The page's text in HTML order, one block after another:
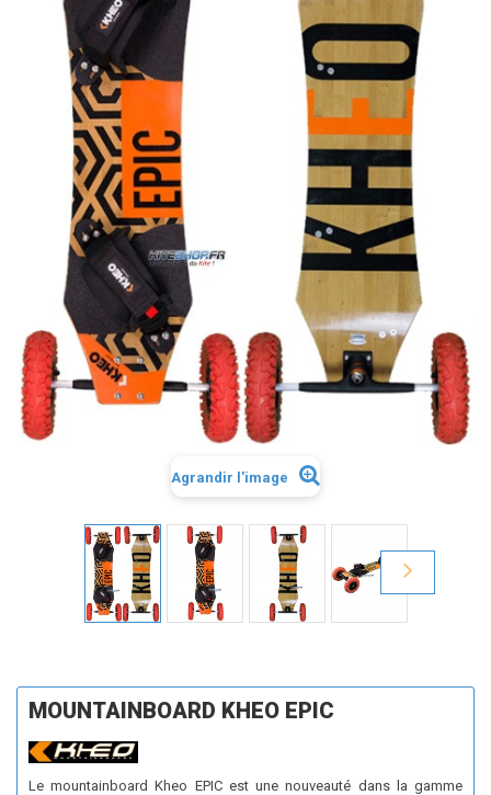
Agrandir l'image
MOUNTAINBOARD KHEO EPIC
Le mountainboard Kheo EPIC est une nouveauté dans la gamme